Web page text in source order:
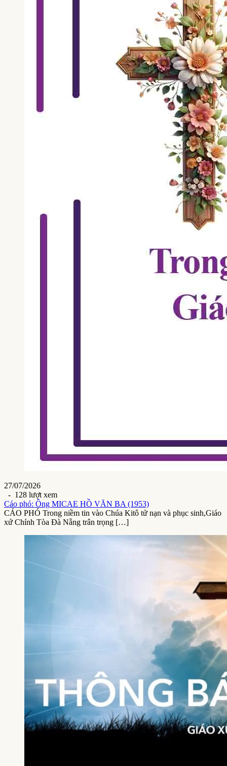
27/07/2026
- 128 lượt xem
Cáo phó: Ông MICAE HỒ VĂN BA (1953)
CÁO PHÓ Trong niềm tin vào Chúa Kitô tử nạn và phục sinh,Giáo
xứ Chính Tòa Đà Nẵng trân trọng […]